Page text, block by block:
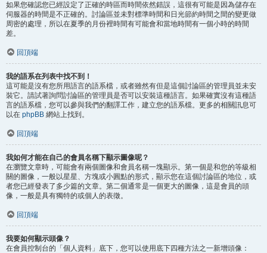
如果您確認您已經設定了正確的時區而時間依然錯誤，這很有可能是因為儲存在
伺服器的時間是不正確的。討論區並未對標準時間和日光節約時間之間的變更做
周密的處理，所以在夏季的月份裡時間有可能會和當地時間有一個小時的時間
差。
回頂端
我的語系在列表中找不到！
這可能是沒有您所用語言的語系檔，或者雖然有但是這個討論區的管理員並未安
裝它。請試著詢問討論區的管理員是否可以安裝這種語言。如果確實沒有這種語
言的語系檔，您可以參與我們的翻譯工作，建立您的語系檔。更多的相關訊息可
以在 phpBB 網站上找到。
回頂端
我如何才能在自己的會員名稱下顯示圖像呢？
在瀏覽文章時，可能會有兩個圖像和會員名稱一塊顯示。第一個是和您的等級相
關的圖像，一般以星星、方塊或小圓點的形式，顯示您在這個討論區的地位，或
者您已經發表了多少篇的文章。第二個通常是一個更大的圖像，這是會員的頭
像，一般是具有獨特的或個人的表徵。
回頂端
我要如何顯示頭像？
在會員控制台的「個人資料」底下，您可以使用底下四種方法之一新增頭像：